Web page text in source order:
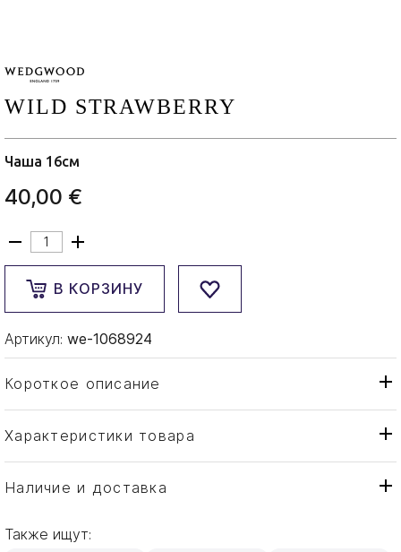
WILD STRAWBERRY
Чаша 16см
40,00 €
В КОРЗИНУ
Артикул: we-1068924
Короткое описание
Характеристики товара
Тип товара
Чаша
Бренд
Страна производителя
Наличие и доставка
Также ищут: